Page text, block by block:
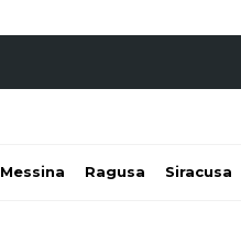
Messina Ragusa Siracusa